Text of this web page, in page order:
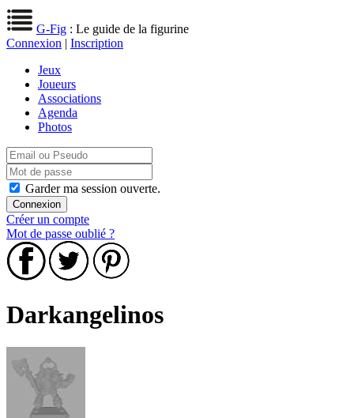
G-Fig : Le guide de la figurine
Connexion | Inscription
Jeux
Joueurs
Associations
Agenda
Photos
Garder ma session ouverte.
Créer un compte
Mot de passe oublié ?
Darkangelinos